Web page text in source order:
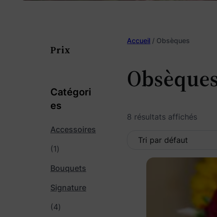
Prix
Catégori
es
Accessoires
11
p
r
o
Bouquets
Signature
44
Accueil / Obsèques
8 résultats affichés
C